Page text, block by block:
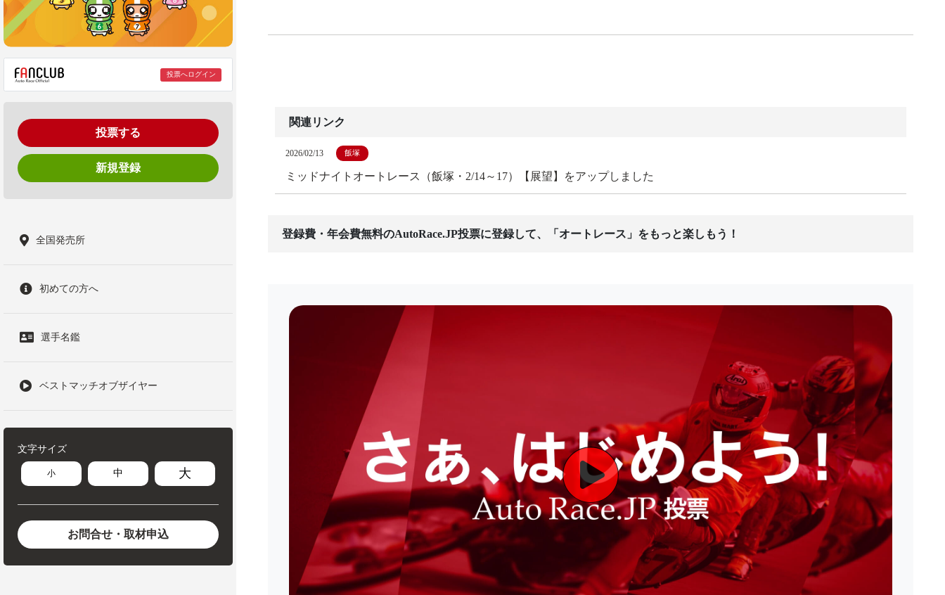
投票へログイン
投票する
新規登録
全国発売所
初めての方へ
選手名鑑
ベストマッチオブザイヤー
文字サイズ
小 中 大
お問合せ・取材申込
関連リンク
2026/02/13 飯塚
ミッドナイトオートレース（飯塚・2/14～17）【展望】をアップしました
登録費・年会費無料のAutoRace.JP投票に登録して、「オートレース」をもっと楽しもう！